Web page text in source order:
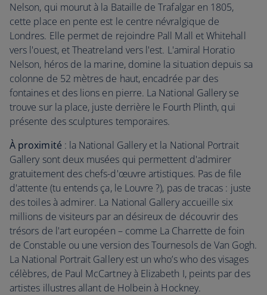
Nelson, qui mourut à la Bataille de Trafalgar en 1805,
cette place en pente est le centre névralgique de
Londres. Elle permet de rejoindre Pall Mall et Whitehall
vers l'ouest, et Theatreland vers l'est. L'amiral Horatio
Nelson, héros de la marine, domine la situation depuis sa
colonne de 52 mètres de haut, encadrée par des
fontaines et des lions en pierre. La National Gallery se
trouve sur la place, juste derrière le Fourth Plinth, qui
présente des sculptures temporaires.
À proximité : la National Gallery et la National Portrait
Gallery sont deux musées qui permettent d'admirer
gratuitement des chefs-d'œuvre artistiques. Pas de file
d'attente (tu entends ça, le Louvre ?), pas de tracas : juste
des toiles à admirer. La National Gallery accueille six
millions de visiteurs par an désireux de découvrir des
trésors de l'art européen – comme La Charrette de foin
de Constable ou une version des Tournesols de Van Gogh.
La National Portrait Gallery est un who’s who des visages
célèbres, de Paul McCartney à Elizabeth I, peints par des
artistes illustres allant de Holbein à Hockney.